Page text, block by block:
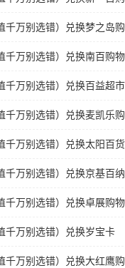
千万别选错）兑换梦之岛
千万别选错）兑换南百购
千万别选错）兑换百益超
千万别选错）兑换麦凯乐
千万别选错）兑换太阳百
千万别选错）兑换京基百
千万别选错）兑换卓展购
千万别选错）兑换岁宝卡
千万别选错）兑换大红鹰